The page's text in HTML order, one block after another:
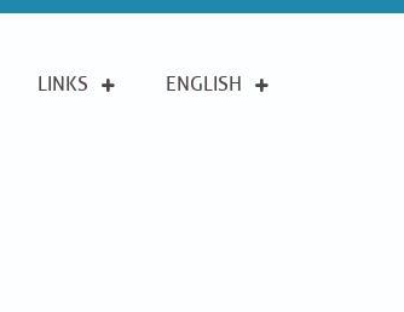
LINKS ENGLISH